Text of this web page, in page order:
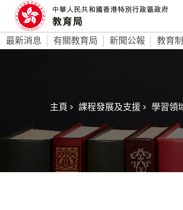
最新消息 有關教育局 新聞公報 教育
主頁 > 課程發展及支援 > 學習領